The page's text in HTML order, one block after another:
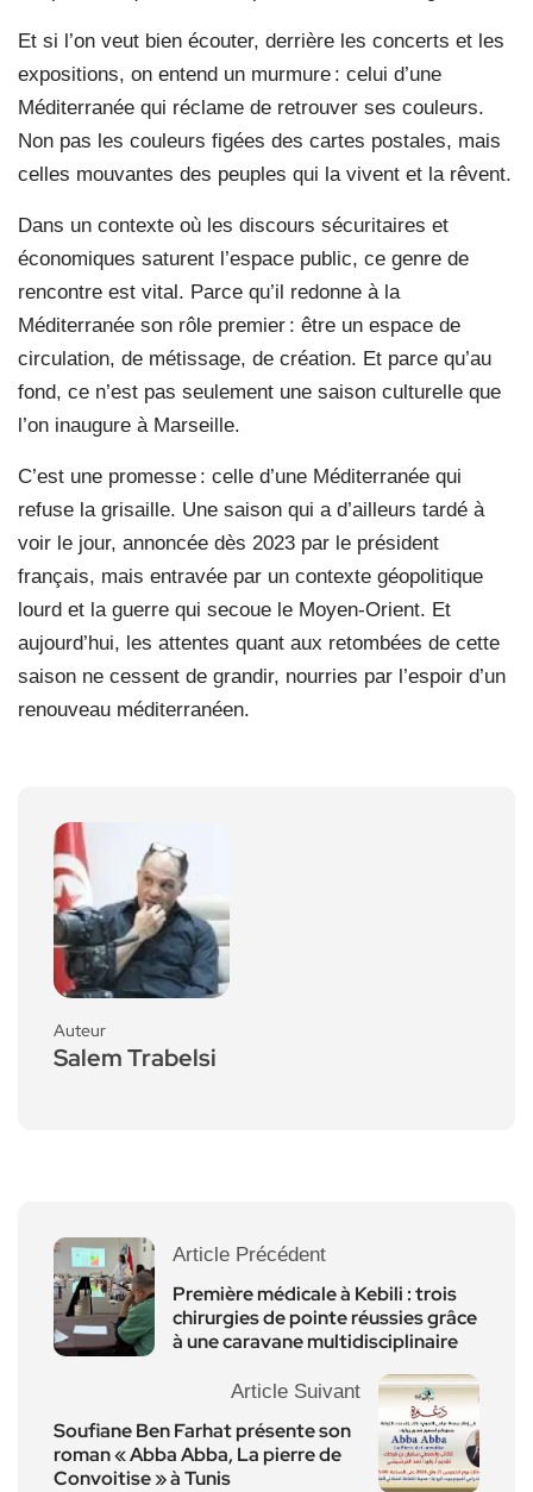
Et si l’on veut bien écouter, derrière les concerts et les
expositions, on entend un murmure : celui d’une
Méditerranée qui réclame de retrouver ses couleurs.
Non pas les couleurs figées des cartes postales, mais
celles mouvantes des peuples qui la vivent et la rêvent.
Dans un contexte où les discours sécuritaires et
économiques saturent l’espace public, ce genre de
rencontre est vital. Parce qu’il redonne à la
Méditerranée son rôle premier : être un espace de
circulation, de métissage, de création. Et parce qu’au
fond, ce n’est pas seulement une saison culturelle que
l’on inaugure à Marseille.
C’est une promesse : celle d’une Méditerranée qui
refuse la grisaille. Une saison qui a d’ailleurs tardé à
voir le jour, annoncée dès 2023 par le président
français, mais entravée par un contexte géopolitique
lourd et la guerre qui secoue le Moyen-Orient. Et
aujourd’hui, les attentes quant aux retombées de cette
saison ne cessent de grandir, nourries par l’espoir d’un
renouveau méditerranéen.
Auteur
Salem Trabelsi
Article Précédent
Première médicale à Kebili : trois
chirurgies de pointe réussies grâce
à une caravane multidisciplinaire
Article Suivant
Soufiane Ben Farhat présente son
roman « Abba Abba, La pierre de
Convoitise » à Tunis